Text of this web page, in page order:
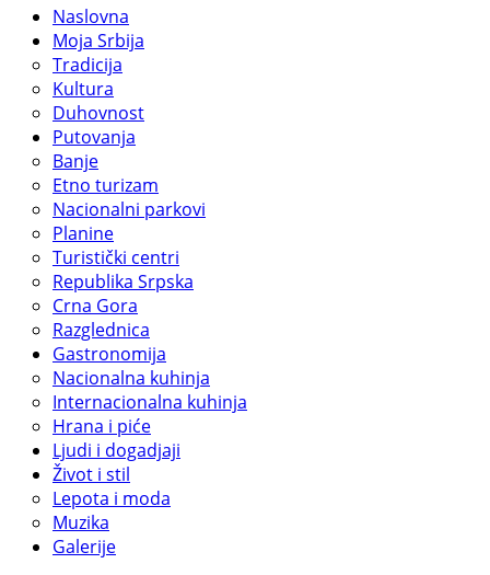
Naslovna
Moja Srbija
Tradicija
Kultura
Duhovnost
Putovanja
Banje
Etno turizam
Nacionalni parkovi
Planine
Turistički centri
Republika Srpska
Crna Gora
Razglednica
Gastronomija
Nacionalna kuhinja
Internacionalna kuhinja
Hrana i piće
Ljudi i dogadjaji
Život i stil
Lepota i moda
Muzika
Galerije